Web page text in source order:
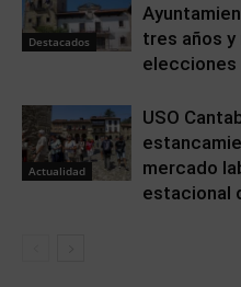
Destacados
tres años
elecciones
Actualidad
USO
mercado
estacional